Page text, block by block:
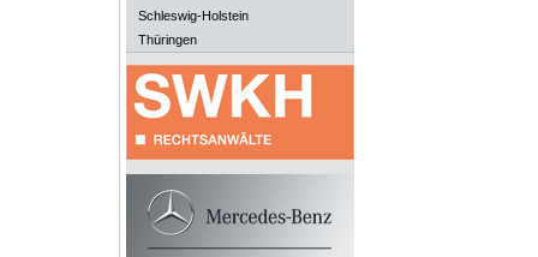
Schleswig-Holstein
Thüringen